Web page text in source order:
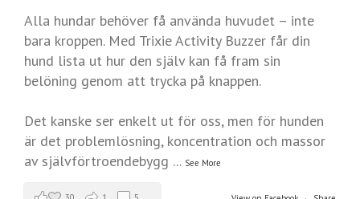
Alla hundar behöver få använda huvudet – inte
bara kroppen. Med Trixie Activity Buzzer får din
hund lista ut hur den själv kan få fram sin
belöning genom att trycka på knappen.
Det kanske ser enkelt ut för oss, men för hunden
är det problemlösning, koncentration och massor
av självförtroendebygg ... See More